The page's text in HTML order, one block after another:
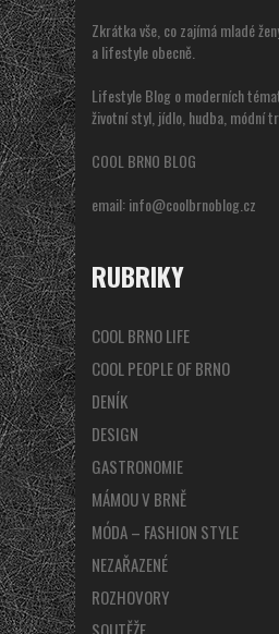
Zkrátka vše, co zajímá mladé
a lifestyle obecně.
Lifestyle Blog o moderních
životní styl, jídlo, hudba, módní
COOL BRNO BLOG
email:info@coolbrnoblog.cz
RUBRIKY
COOL BRNO LIFE
COOL PEOPLE OF BRNO
DENÍK
DESIGN
GASTRONOMIE
MÁMOU V BRNĚ
MÓDA – FASHION STYLE
NEZAŘAZENÉ
ROZHOVORY